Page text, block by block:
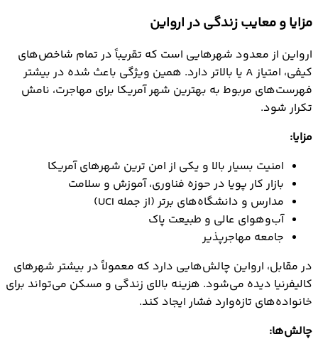
مزایا و معایب زندگی در ارواین
ارواین از معدود شهرهایی است که تقریباً در تمام شاخص‌های
کیفی، امتیاز A یا بالاتر دارد. همین ویژگی باعث شده در بیشتر
فهرست‌های مربوط به بهترین شهر آمریکا برای مهاجرت، نامش
تکرار شود.
مزایا:
امنیت بسیار بالا و یکی از امن ‌ترین شهرهای آمریکا
بازار کار پویا در حوزه فناوری، آموزش و سلامت
مدارس و دانشگاه‌های برتر (از جمله UCI)
آب‌وهوای عالی و طبیعت پاک
جامعه مهاجرپذیر
در مقابل، ارواین چالش‌هایی دارد که معمولاً در بیشتر شهرهای
کالیفرنیا دیده می‌شود. هزینه بالای زندگی و مسکن می‌تواند برای
خانواده‌های تازه‌وارد فشار ایجاد کند.
چالش‌ها: